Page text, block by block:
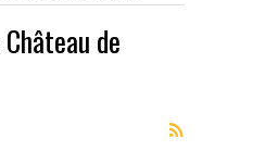
Château de